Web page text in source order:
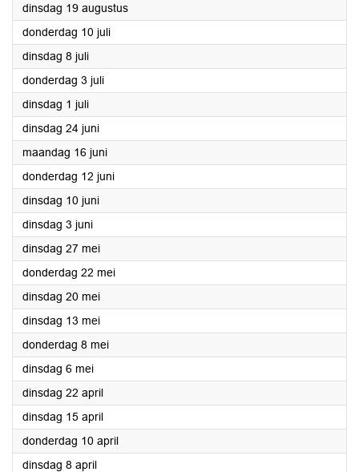
dinsdag 19 augustus2025
donderdag 10 juli2025
dinsdag 8 juli2025
donderdag 3 juli2025
dinsdag 1 juli2025
dinsdag 24 juni2025
maandag 16 juni2025
donderdag 12 juni2025
dinsdag 10 juni2025
dinsdag 3 juni2025
dinsdag 27 mei2025
donderdag 22 mei2025
dinsdag 20 mei2025
dinsdag 13 mei2025
donderdag 8 mei2025
dinsdag 6 mei2025
dinsdag 22 april2025
dinsdag 15 april2025
donderdag 10 april2025
dinsdag 8 april2025